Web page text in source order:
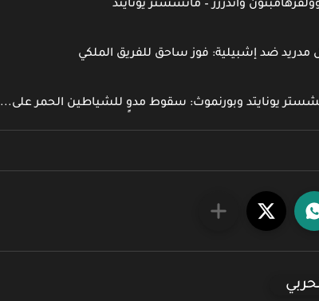
واندررز – مانشستر يونايتد
مدريد ضد إشبيلية: فوز ساحق للفريق الملكي
يونايتد وبورنموث: سقوط مدوٍ للشياطين الحمر على...